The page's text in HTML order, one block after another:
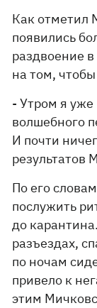
Как отметил
появились
раздвоение в
на том,
- Утром я
волшебного
И почти
результатов
По его
послужить
до
разъездах,
по ночам
привело к
этим